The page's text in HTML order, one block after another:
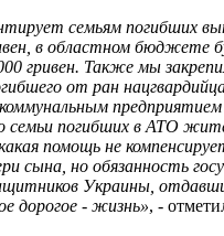
семьям погибших
в областном бюджете
гривен. Также мы
от ран
предприятием
семьи погибших в АТО
помощь не
сына, но обязанность
Украины,
дорогое - жизнь», -